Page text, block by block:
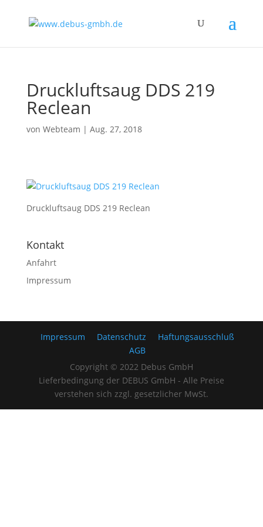
Druckluftsaug DDS 219
Reclean
von Webteam | Aug. 27, 2018
Druckluftsaug DDS 219 Reclean
Kontakt
Anfahrt
Impressum
Impressum Datenschutz
Haftungsausschluß
AGB
Copyright © 2022 Debus GmbH
Lieferbedingung der DEBUS GmbH - Alle Preise
verstehen sich zzgl. gesetzlicher MwSt.